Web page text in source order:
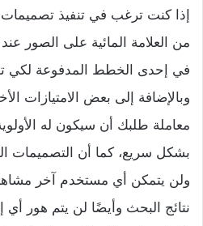
إذا كنت ترغب في تنفيذ
من العلامة المائية على الصور
في إحدى الخطط المدفوعة لكي
وبالإضافة إلى بعض الامتيازات
معاملة طلبك أن سيكون له
بشكل سريع، كما أن
ولن يتمكن أي مستخدم آخر
نتائج البحث وأيضًا لن يتم هور أي